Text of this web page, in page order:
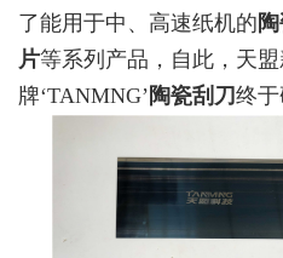
了能用于中、高速纸机的
片等系列产品，自此，天
牌‘TANMNG’ 陶瓷刮刀终于